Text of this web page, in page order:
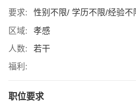
要求:
性别不限/ 学历不限/经验不
区域:
孝感
人数:
若干
福利:
职位要求